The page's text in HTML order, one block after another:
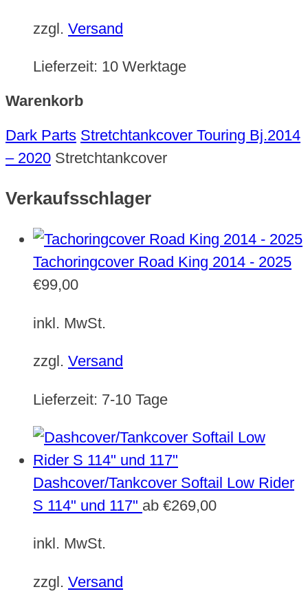
zzgl. Versand
Lieferzeit: 10 Werktage
Warenkorb
Dark Parts Stretchtankcover Touring Bj.2014
– 2020 Stretchtankcover
Verkaufsschlager
Tachoringcover Road King 2014 - 2025
€99,00
inkl. MwSt.
zzgl. Versand
Lieferzeit: 7-10 Tage
Dashcover/Tankcover Softail Low Rider
S 114" und 117" ab €269,00
inkl. MwSt.
zzgl. Versand